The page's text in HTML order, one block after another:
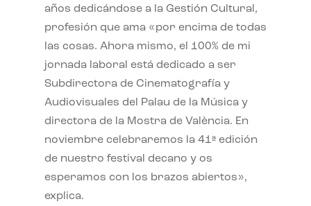
años dedicándose a la Gestión Cultural,
profesión que ama «por encima de todas
las cosas. Ahora mismo, el 100% de mi
jornada laboral está dedicado a ser
Subdirectora de Cinematografía y
Audiovisuales del Palau de la Música y
directora de la Mostra de València. En
noviembre celebraremos la 41ª edición
de nuestro festival decano y os
esperamos con los brazos abiertos»,
explica.